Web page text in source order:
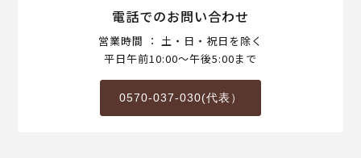
電話でのお問い合わせ
営業時間 ： 土・日・祝日を除く
平日午前10:00～午後5:00まで
0570-037-030(代表）